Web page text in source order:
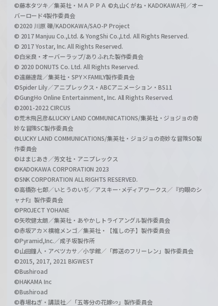
©藤本タツキ／集英社・ＭＡＰＰＡ ©丸山くがね・KADOKAWA刊／オー
バーロード4製作委員会
©2020 川原 礫/KADOKAWA/SAO-P Project
© 2017 Manjuu Co.,Ltd. & YongShi Co.,Ltd. All Rights Reserved.
© 2017 Yostar, Inc. All Rights Reserved.
©白米良・オーバーラップ/ありふれた製作委員会
© 2020 DONUTS Co. Ltd. All Rights Reserved.
©遠藤達哉／集英社・SPY×FAMILY製作委員会
©Spider Lily／アニプレックス・ABCアニメーション・BS11
©GungHo Online Entertainment, Inc. All Rights Reserved.
©2001-2022 CIRCUS
©荒木飛呂彦&LUCKY LAND COMMUNICATIONS/集英社・ジョジョの奇
妙な冒険SC製作委員会
©LUCKY LAND COMMUNICATIONS/集英社・ジョジョの奇妙な冒険SO製
作委員会
©はまじあき／芳文社・アニプレックス
©KADOKAWA CORPORATION 2023
©SNK CORPORATION ALL RIGHTS RESERVED.
©高橋弥七郎／いとうのいぢ／アスキー･メディアワークス／『灼眼のシ
ャナF』製作委員会
©PROJECT YOHANE
©矢吹健太朗／集英社・あやかしトライアングル製作委員会
©赤坂アカ×横槍メンゴ／集英社・【推しの子】製作委員会
©Pyramid,Inc.／成子坂製作所
©山田鐘人・アベツカサ／小学館／「葬送のフリーレン」製作委員会
©2015, 2017, 2021 BIGWEST
©Bushiroad
©HAKAMA Inc
©Bushiroad
©春場ねぎ・講談社／「五等分の花嫁∽」製作委員会